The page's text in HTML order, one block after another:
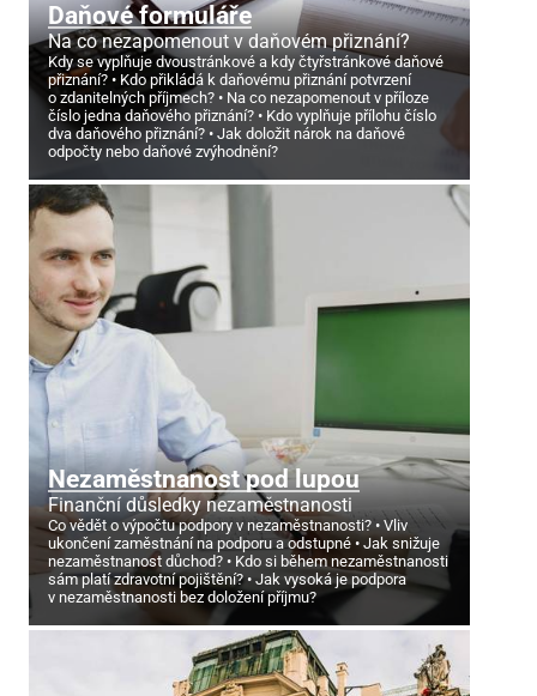
Daňové formuláře
Na co nezapomenout v daňovém přiznání?
Kdy se vyplňuje dvoustránkové a kdy čtyřstránkové daňové
přiznání?
Kdo přikládá k daňovému přiznání potvrzení
o zdanitelných příjmech?
Na co nezapomenout v příloze
číslo jedna daňového přiznání?
Kdo vyplňuje přílohu číslo
dva daňového přiznání?
Jak doložit nárok na daňové
odpočty nebo daňové zvýhodnění?
Nezaměstnanost pod lupou
Finanční důsledky nezaměstnanosti
Co vědět o výpočtu podpory v nezaměstnanosti?
Vliv
ukončení zaměstnání na podporu a odstupné
Jak snižuje
nezaměstnanost důchod?
Kdo si během nezaměstnanosti
sám platí zdravotní pojištění?
Jak vysoká je podpora
v nezaměstnanosti bez doložení příjmu?